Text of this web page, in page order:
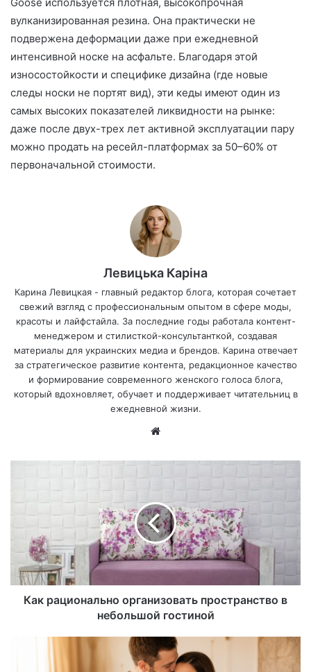
вулканизированная резина. Она практически не
подвержена деформации даже при ежедневной
интенсивной носке на асфальте. Благодаря этой
износостойкости и специфике дизайна (где новые
следы носки не портят вид), эти кеды имеют один из
самых высоких показателей ликвидности на рынке:
даже после двух-трех лет активной эксплуатации пару
можно продать на ресейл-платформах за 50–60% от
первоначальной стоимости.
Левицька Каріна
Карина Левицкая - главный редактор блога, которая сочетает
свежий взгляд с профессиональным опытом в сфере моды,
красоты и лайфстайла. За последние годы работала контент-
менеджером и стилисткой-консультанткой, создавая
материалы для украинских медиа и брендов. Карина отвечает
за стратегическое развитие контента, редакционное качество
и формирование современного женского голоса блога,
который вдохновляет, обучает и поддерживает читательниц в
ежедневной жизни.
Как рационально организовать пространство в
небольшой гостиной